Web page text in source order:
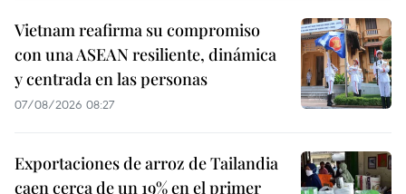
Vietnam reafirma su compromiso
con una ASEAN resiliente, dinámica
y centrada en las personas
07/08/2026 08:27
Exportaciones de arroz de Tailandia
caen cerca de un 19% en el primer